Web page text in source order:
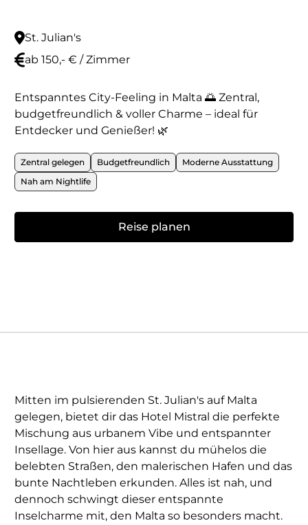
St. Julian's
ab 150,- € / Zimmer
Entspanntes City-Feeling in Malta 🌅 Zentral,
budgetfreundlich & voller Charme – ideal für
Entdecker und Genießer! 🌿
Zentral gelegen Budgetfreundlich
Moderne Ausstattung
Nah am Nightlife
Reise planen
Mitten im pulsierenden St. Julian's auf Malta
gelegen, bietet dir das Hotel Mistral die perfekte
Mischung aus urbanem Vibe und entspannter
Insellage. Von hier aus kannst du mühelos die
belebten Straßen, den malerischen Hafen und das
bunte Nachtleben erkunden. Alles ist nah, und
dennoch schwingt dieser entspannte
Inselcharme mit, den Malta so besonders macht.